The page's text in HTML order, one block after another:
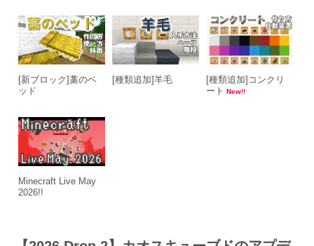
[新ブロック]藁のベ
ッド
[種類追加]羊毛
[種類追加]コンクリ
ート New!!
Minecraft Live May
2026!!